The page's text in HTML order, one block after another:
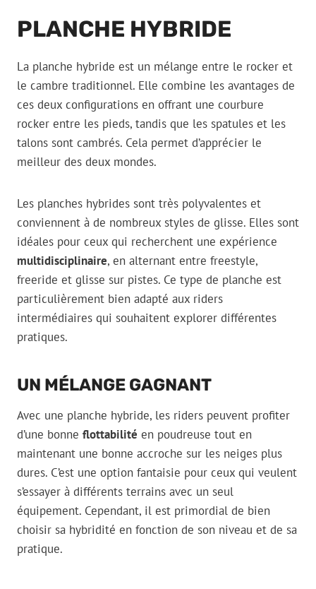
PLANCHE HYBRIDE
La planche hybride est un mélange entre le rocker et
le cambre traditionnel. Elle combine les avantages de
ces deux configurations en offrant une courbure
rocker entre les pieds, tandis que les spatules et les
talons sont cambrés. Cela permet d’apprécier le
meilleur des deux mondes.
Les planches hybrides sont très polyvalentes et
conviennent à de nombreux styles de glisse. Elles sont
idéales pour ceux qui recherchent une expérience
multidisciplinaire, en alternant entre freestyle,
freeride et glisse sur pistes. Ce type de planche est
particulièrement bien adapté aux riders
intermédiaires qui souhaitent explorer différentes
pratiques.
UN MÉLANGE GAGNANT
Avec une planche hybride, les riders peuvent profiter
d’une bonne flottabilité en poudreuse tout en
maintenant une bonne accroche sur les neiges plus
dures. C’est une option fantaisie pour ceux qui veulent
s’essayer à différents terrains avec un seul
équipement. Cependant, il est primordial de bien
choisir sa hybridité en fonction de son niveau et de sa
pratique.